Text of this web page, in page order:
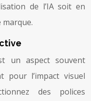
de l’IA soit en
marque.
un aspect souvent
pour l’impact visuel
des polices